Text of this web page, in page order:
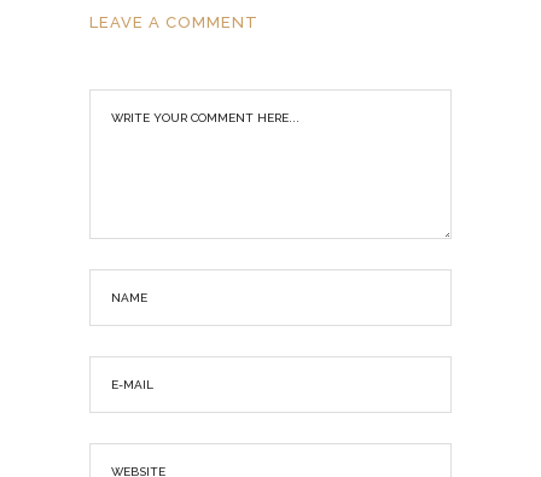
LEAVE A COMMENT